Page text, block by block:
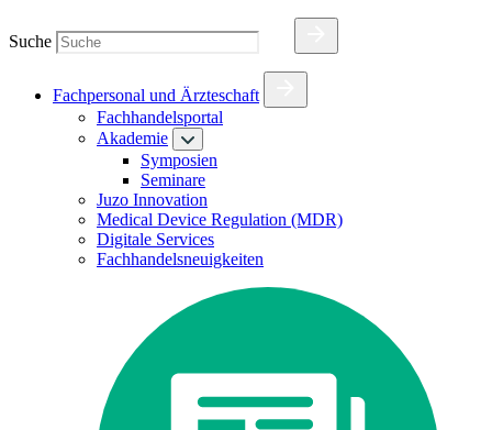
Suche
Fachpersonal und Ärzteschaft
Fachhandelsportal
Akademie
Symposien
Seminare
Juzo Innovation
Medical Device Regulation (MDR)
Digitale Services
Fachhandelsneuigkeiten